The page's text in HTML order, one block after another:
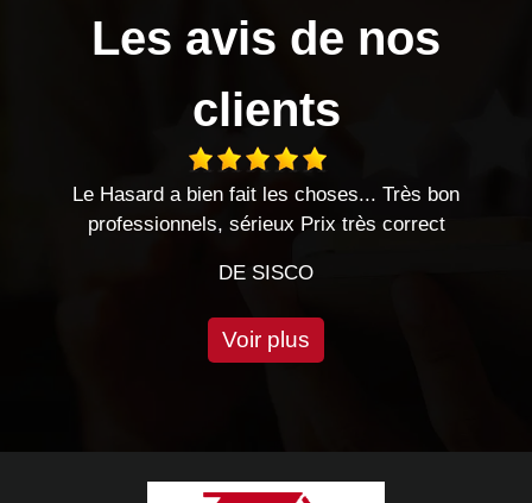
Les avis de nos
clients
Le Hasard a bien fait les choses... Très bon
professionnels, sérieux Prix très correct
DE SISCO
Voir plus